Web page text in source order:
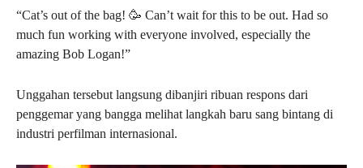
“Cat’s out of the bag! 🥳 Can’t wait for this to be out. Had so
much fun working with everyone involved, especially the
amazing Bob Logan!”
Unggahan tersebut langsung dibanjiri ribuan respons dari
penggemar yang bangga melihat langkah baru sang bintang di
industri perfilman internasional.